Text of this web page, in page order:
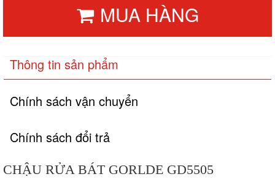
MUA HÀNG
Thông tin sản phẩm
Chính sách vận chuyển
Chính sách đổi trả
CHẬU RỬA BÁT GORLDE GD5505